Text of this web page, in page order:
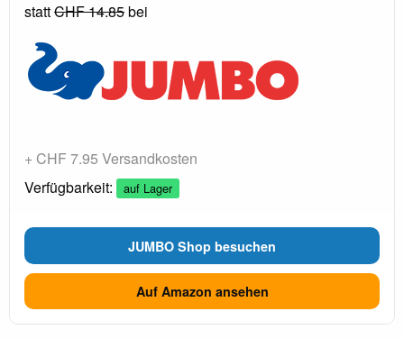
stattCHF 14.85bei
+ CHF 7.95 Versandkosten
Verfügbarkeit:
auf Lager
JUMBO Shop besuchen
Auf Amazon ansehen